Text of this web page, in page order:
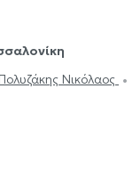
Πολυζάκης Νικόλαος